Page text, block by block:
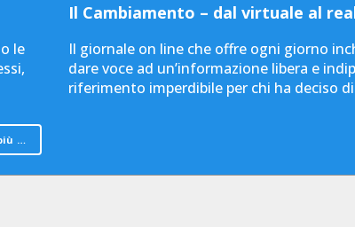
le
…
Il Cambiamento – dal virtuale al
Il giornale on line che offre ogni giorno
dare voce ad un’informazione libera e
riferimento imperdibile per chi ha deciso